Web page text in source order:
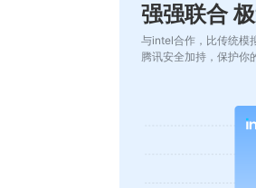
强强联合
与intel合作，比传统模
腾讯安全加持，保护你